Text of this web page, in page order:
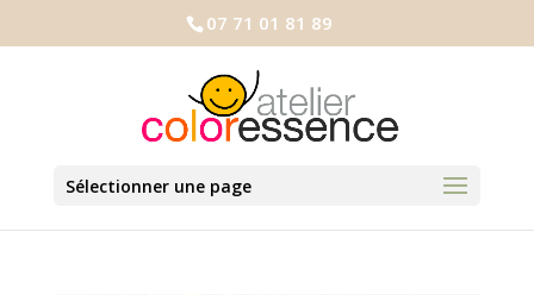
07 71 01 81 89
Sélectionner une page